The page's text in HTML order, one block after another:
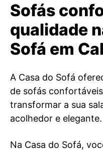
Sofás
qualidade
Sofá em
A Casa do Sofá
de sofás
transformar a sua
acolhedor e elegante.
Na Casa do Sofá,